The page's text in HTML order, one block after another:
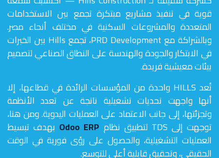
قوية في تنفيذ مشاريع مبتكرة تجمع بين الاستخدامات
المتعددة والمشروعات السكنية في مختلف أنحاء مصر.
وبالشراكة مع PRD Development، تجمع Hills بين الخبرات
في الابتكار والجودة والهندسة على النطاق الصناعي لتصميم
بيئات معيشية فريدة.
تُعد HILLS واحدة من المؤسسات الرائدة في قطاعها، إلا
أنها واجهت تحديات تشغيلية ناتجة عن تعدد الأنظمة
وتجزئتها، إلى جانب الاعتماد على العمليات اليدوية. ومن هنا،
توجهت إلى TDS لتطبيق نظام
Odoo ERP بهدف تبسيط
العمليات التشغيلية، والحصول على رؤى فورية في الوقت
الحقيقي، وتحقيق قابلية أعلى للتوسع.